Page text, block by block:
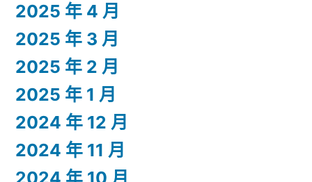
2025 年 4 月
2025 年 3 月
2025 年 2 月
2025 年 1 月
2024 年 12 月
2024 年 11 月